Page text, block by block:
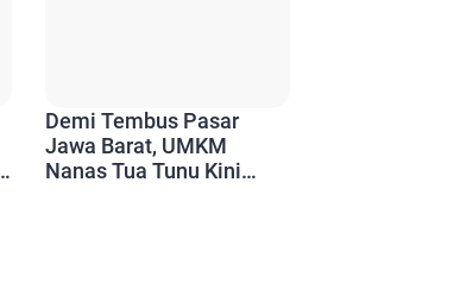
Demi Tembus Pasar
Jawa Barat, UMKM
Nanas Tua Tunu Kini